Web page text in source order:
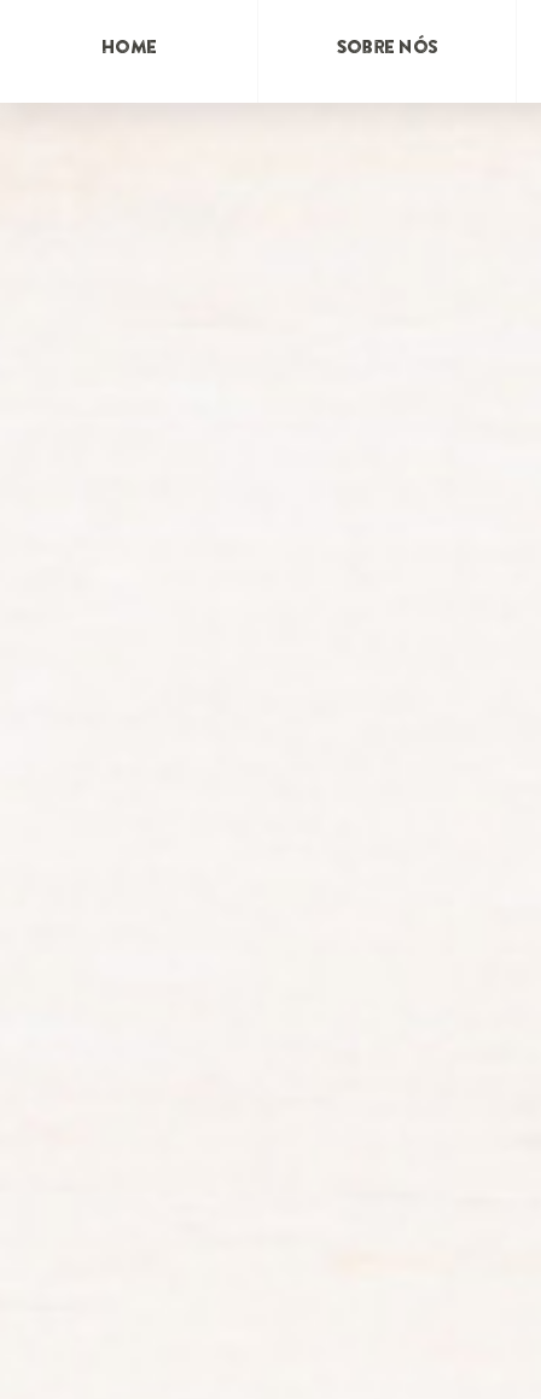
Home Sobre Nós